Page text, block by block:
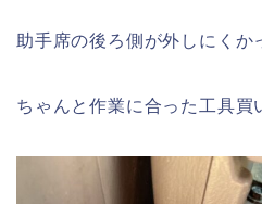
助手席の後ろ側が外しにくか
ちゃんと作業に合った工具買